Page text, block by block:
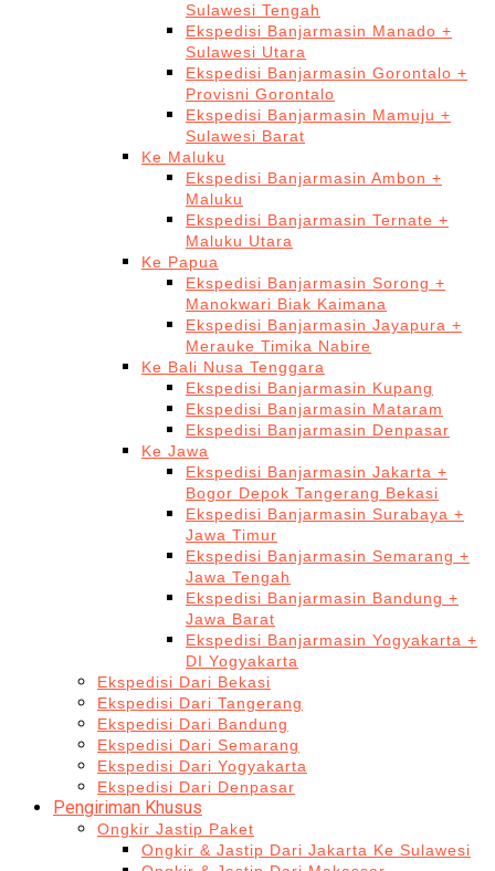
Sulawesi Tengah
Ekspedisi Banjarmasin Manado +
Sulawesi Utara
Ekspedisi Banjarmasin Gorontalo +
Provisni Gorontalo
Ekspedisi Banjarmasin Mamuju +
Sulawesi Barat
Ke Maluku
Ekspedisi Banjarmasin Ambon +
Maluku
Ekspedisi Banjarmasin Ternate +
Maluku Utara
Ke Papua
Ekspedisi Banjarmasin Sorong +
Manokwari Biak Kaimana
Ekspedisi Banjarmasin Jayapura +
Merauke Timika Nabire
Ke Bali Nusa Tenggara
Ekspedisi Banjarmasin Kupang
Ekspedisi Banjarmasin Mataram
Ekspedisi Banjarmasin Denpasar
Ke Jawa
Ekspedisi Banjarmasin Jakarta +
Bogor Depok Tangerang Bekasi
Ekspedisi Banjarmasin Surabaya +
Jawa Timur
Ekspedisi Banjarmasin Semarang +
Jawa Tengah
Ekspedisi Banjarmasin Bandung +
Jawa Barat
Ekspedisi Banjarmasin Yogyakarta +
DI Yogyakarta
Ekspedisi Dari Bekasi
Ekspedisi Dari Tangerang
Ekspedisi Dari Bandung
Ekspedisi Dari Semarang
Ekspedisi Dari Yogyakarta
Ekspedisi Dari Denpasar
Pengiriman Khusus
Ongkir Jastip Paket
Ongkir & Jastip Dari Jakarta Ke Sulawesi